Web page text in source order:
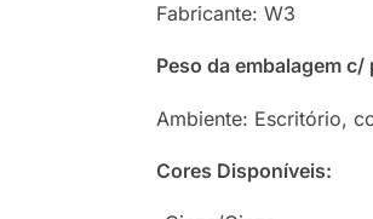
Fabricante: W3
Peso da embalagem
Ambiente: Escritório,
Cores Disponíveis: